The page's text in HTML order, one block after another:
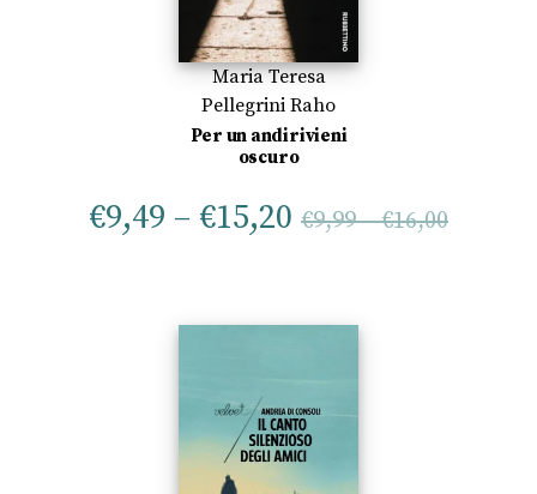
Maria Teresa
Pellegrini Raho
Per un andirivieni
oscuro
€9,49 – €15,20 €9,99–€16,00